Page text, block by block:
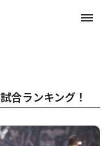
dehaze
合ランキング！